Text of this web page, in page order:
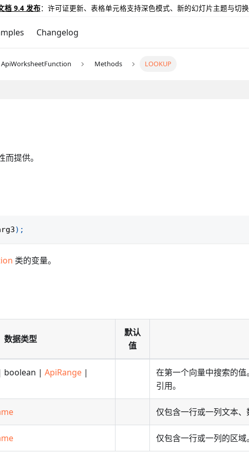
档 9.4 发布：许可证更新、表格单元格支持深色模式、新的幻灯片主题与切
Changelog
ApiWorksheetFunction Methods LOOKUP
提供。
) ;
类的变量。
数据类型
默认
值
| ApiRange |
在第一个向量中搜索的
引用。
仅包含一行或一列文本
仅包含一行或一列的区